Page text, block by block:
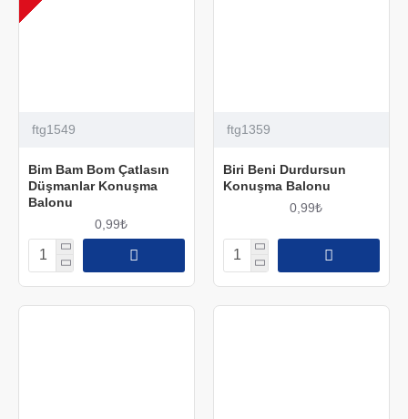
ftg1549
Bim Bam Bom Çatlasın
Düşmanlar Konuşma
Balonu
0,99₺
ftg1359
Biri Beni Durdursun
Konuşma Balonu
0,99₺